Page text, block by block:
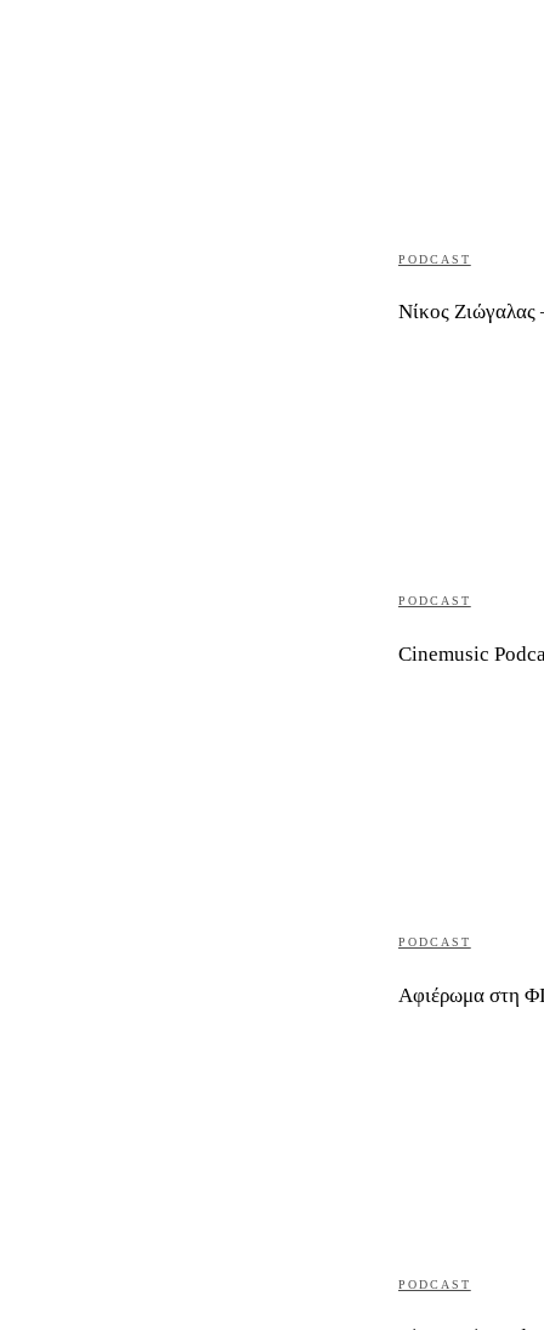
PODCAST
Νίκος Ζιώγαλας
PODCAST
Cinemusic
PODCAST
Αφιέρωμα στη
PODCAST